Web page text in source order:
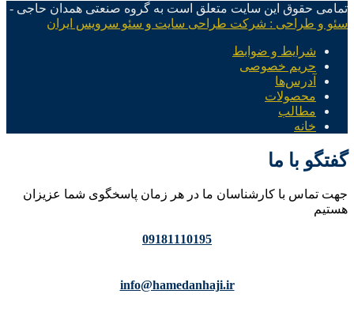
تمامی حقوق این سایت متعلق است به گروه صنعتی همدان حاجی -
سئو و طراحی : شرکت طراحی سایت و سئو سرویس ایران
شرایط و ضوابط
حریم خصوصی
آدرس‌ها
محصولات
مطالب
خانه
گفتگو با ما
جهت تماس با کارشناسان ما در هر زمان پاسخگوی شما عزیزان
هستیم
09181110195
info@hamedanhaji.ir